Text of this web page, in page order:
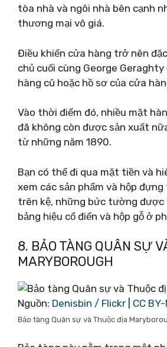
tòa nhà và ngôi nhà bên cạnh
thương mại vô giá.
Điều khiến cửa hàng trở nên
chủ cuối cùng George
hàng cũ hoặc hồ sơ của cửa
Vào thời điểm đó, nhiều mặt
đã không còn được sản xuất
từ những năm 1890.
Bạn có thể đi qua mặt tiền và
xem các sản phẩm và hộp
trên kệ, những bức tường
bảng hiệu cổ điển và hộp gỗ ở
8. BẢO TÀNG QUÂN SỰ
MARYBOROUGH
Nguồn: Denisbin / Flickr CC BY-
Bảo tàng Quân sự và Thuộc địa